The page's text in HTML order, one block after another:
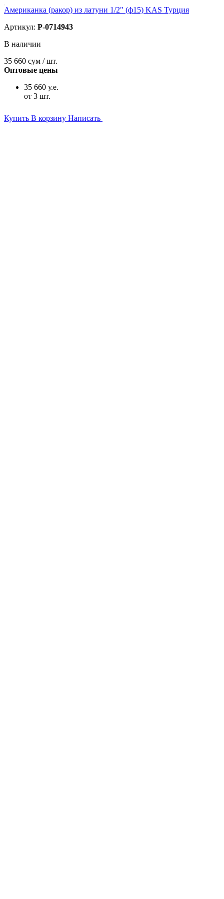
Американка (ракор) из латуни 1/2" (ф15) KAS Турция
Артикул: P-0714943
В наличии
35 660 сум / шт.
Оптовые цены
35 660 у.е.
от 3 шт.
Купить В корзину Написать